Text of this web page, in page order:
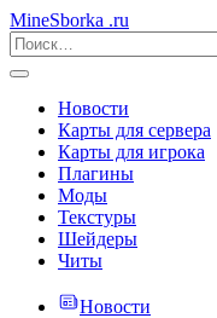
MineSborka .ru
Новости
Карты для сервера
Карты для игрока
Плагины
Моды
Текстуры
Шейдеры
Читы
Новости